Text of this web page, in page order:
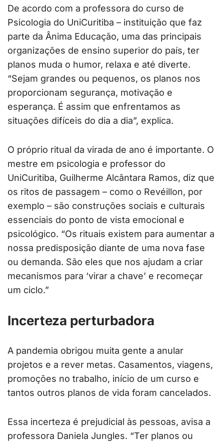
De acordo com a professora do curso de
Psicologia do UniCuritiba – instituição que faz
parte da Ânima Educação, uma das principais
organizações de ensino superior do país, ter
planos muda o humor, relaxa e até diverte.
“Sejam grandes ou pequenos, os planos nos
proporcionam segurança, motivação e
esperança. É assim que enfrentamos as
situações difíceis do dia a dia”, explica.
O próprio ritual da virada de ano é importante. O
mestre em psicologia e professor do
UniCuritiba, Guilherme Alcântara Ramos, diz que
os ritos de passagem – como o Revéillon, por
exemplo – são construções sociais e culturais
essenciais do ponto de vista emocional e
psicológico. “Os rituais existem para aumentar a
nossa predisposição diante de uma nova fase
ou demanda. São eles que nos ajudam a criar
mecanismos para ‘virar a chave’ e recomeçar
um ciclo.”
Incerteza perturbadora
A pandemia obrigou muita gente a anular
projetos e a rever metas. Casamentos, viagens,
promoções no trabalho, início de um curso e
tantos outros planos de vida foram cancelados.
Essa incerteza é prejudicial às pessoas, avisa a
professora Daniela Jungles. “Ter planos ou